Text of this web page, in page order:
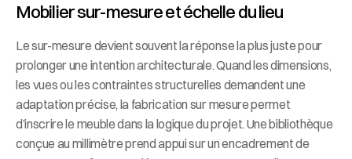
Mobilier sur-mesure et échelle du lieu
Le sur-mesure devient souvent la réponse la plus juste pour
prolonger une intention architecturale. Quand les dimensions,
les vues ou les contraintes structurelles demandent une
adaptation précise, la fabrication sur mesure permet
d’inscrire le meuble dans la logique du projet. Une bibliothèque
conçue au millimètre prend appui sur un encadrement de